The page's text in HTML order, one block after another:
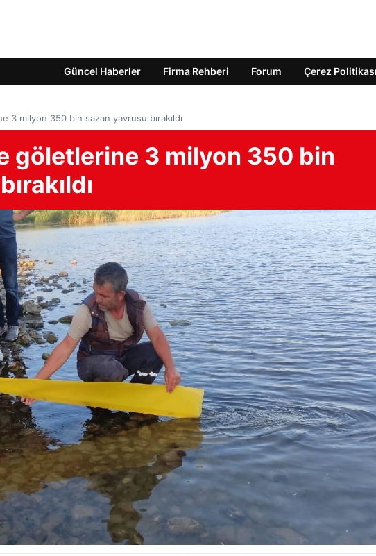
Güncel Haberler Firma Rehberi Forum Çerez Politikası
3 milyon 350 bin sazan yavrusu bırakıldı
göletlerine 3 milyon 350 bin